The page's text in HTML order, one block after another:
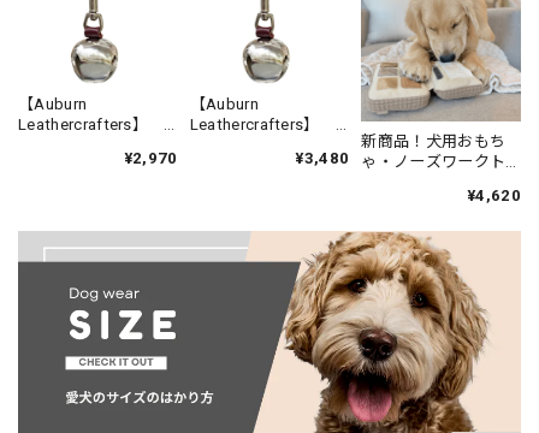
【Auburn
Leathercrafters】
¥2,970
【Auburn
Leathercrafters】
¥3,480
新商品！犬用おもち
ゃ・ノーズワークト
シャドウパレット¥4,620